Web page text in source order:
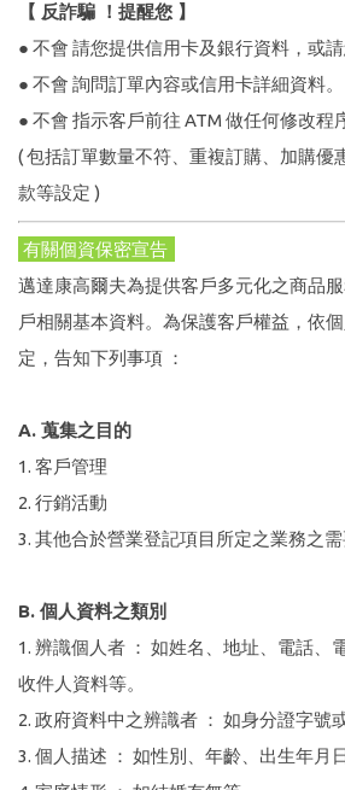
【 反詐騙 ！提醒您 】
● 不會 請您提供信用卡及銀行資料，或
● 不會 詢問訂單內容或信用卡詳細資料。
● 不會 指示客戶前往 ATM 做任何修改程
( 包括訂單數量不符、重複訂購、加購優
款等設定 )
有關個資保密宣告
邁達康高爾夫為提供客戶多元化之商品
戶相關基本資料。為保護客戶權益，依
定，告知下列事項 ：
A. 蒐集之目的
1. 客戶管理
2. 行銷活動
3. 其他合於營業登記項目所定之業務之
B. 個人資料之類別
1. 辨識個人者 ： 如姓名、地址、電話、
收件人資料等。
2. 政府資料中之辨識者 ： 如身分證字號
3. 個人描述 ： 如性別、年齡、出生年月